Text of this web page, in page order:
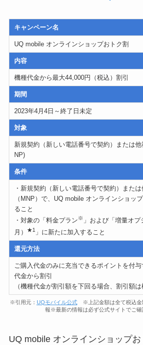
キャンペーン名
UQ mobile オンラインショップおトク割
内容
機種代金から最大44,000円（税込）割引
期間
2023年4月4日～終了日未定
対象
新規契約（新しい電話番号で契約）または
NP)
条件
・新規契約（新しい電話番号で契約）また
（MNP）で、UQ mobile オンラインショッ
ること
・対象の「料金プラン※ 」および「増量オ
月）
★1」に新たに加入すること
還元方法
ご購入代金のみに充当できるポイントを付
代金から割引
（機種代金が割引額を下回る場合、割引額は
※引用元： UQモバイル公式※上記金額は全て税込金
報※最新の情報は必ず公式サイトでご確
UQ mobile オンラインショップ